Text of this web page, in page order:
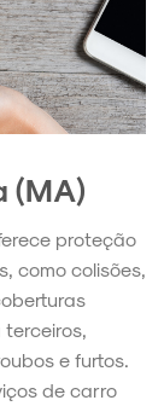
(MA)
proteção
como colisões,
e furtos.
de carro